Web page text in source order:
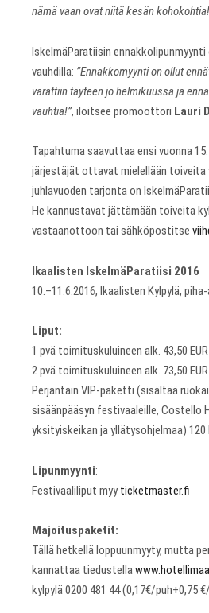
nämä vaan ovat niitä kesän
IskelmäParatiisin ennakkolipunmyynti
vauhdilla: ”Ennakkomyynti on ollut
varattiin täyteen jo helmikuussa ja
vauhtia!”, iloitsee promoottori Lauri
Tapahtuma saavuttaa ensi vuonna
järjestäjät ottavat mielellään
juhlavuoden tarjonta on
He kannustavat jättämään toiveita
vastaanottoon tai sähköpostitse
Ikaalisten IskelmäParatiisi 2016
10.–11.6.2016, Ikaalisten Kylpylä,
Liput:
1 pvä toimituskuluineen alk. 43,50 EUR
2 pvä toimituskuluineen alk. 73,50 EUR
Perjantain VIP-paketti (sisältää
sisäänpääsyn festivaaleille, Costello
yksityiskeikan ja yllätysohjelmaa) 120
Lipunmyynti:
Festivaaliliput myyticketmaster.fi
Majoituspaketit:
Tällä hetkellä loppuunmyyty, mutta
kannattaa tiedustella
kylpylä 0200 481 44 (0,17€/puh+0,75